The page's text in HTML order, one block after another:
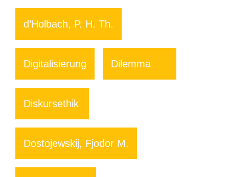
d’Holbach, P. H. Th.
Digitalisierung Dilemma
Diskursethik
Dostojewskij, Fjodor M.